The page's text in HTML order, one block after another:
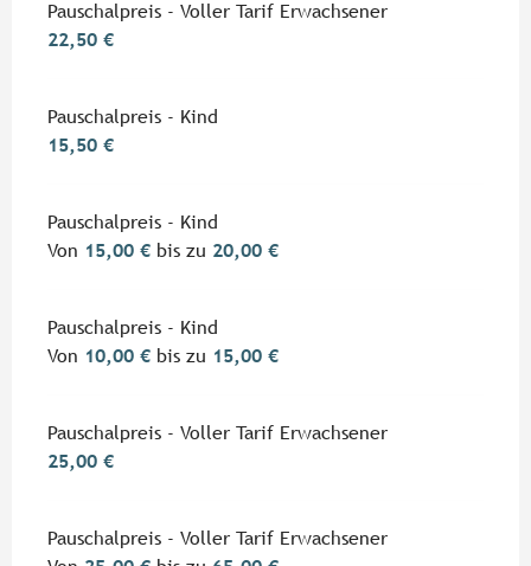
Pauschalpreis - Voller Tarif Erwachsener
22,50 €
Pauschalpreis - Kind
15,50 €
Pauschalpreis - Kind
Von 15,00 € bis zu 20,00 €
Pauschalpreis - Kind
Von 10,00 € bis zu 15,00 €
Pauschalpreis - Voller Tarif Erwachsener
25,00 €
Pauschalpreis - Voller Tarif Erwachsener